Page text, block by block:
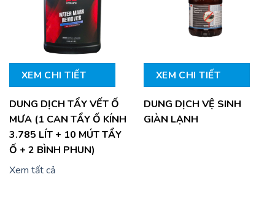
XEM CHI TIẾT
DUNG DỊCH TẨY VẾT Ố
MƯA (1 CAN TẨY Ố KÍNH
3.785 LÍT + 10 MÚT TẨY
Ố + 2 BÌNH PHUN)
XEM CHI TIẾT
DUNG DỊCH VỆ SINH
GIÀN LẠNH
Xem tất cả